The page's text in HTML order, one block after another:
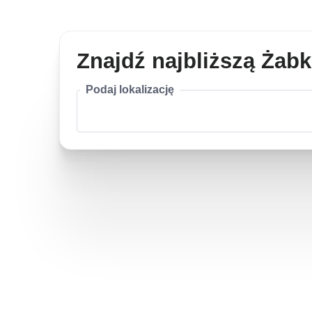
Znajdź najbliższą
Podaj lokalizację